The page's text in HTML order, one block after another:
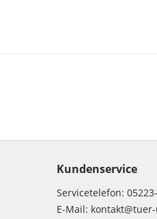
Kundenservice
Servicetelefon:
E-Mail: